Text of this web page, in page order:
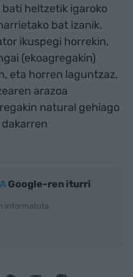
heltzetik igaroko
bat izanik.
ikuspegi horrekin,
(ekoagregakin)
eta horren laguntzaz,
arazoa
natural gehiago
Google-ren iturri
informatuta